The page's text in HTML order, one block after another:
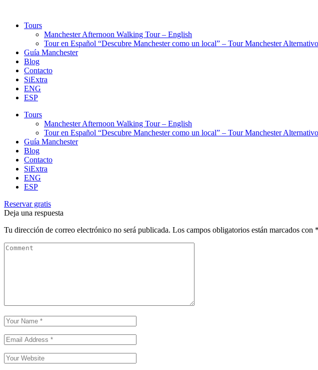
Tours
Manchester Afternoon Walking Tour – English
Tour en Español “Descubre Manchester como un local” – Tour Manchester Alternativo
Guía Manchester
Blog
Contacto
SiExtra
ENG
ESP
Tours
Manchester Afternoon Walking Tour – English
Tour en Español “Descubre Manchester como un local” – Tour Manchester Alternativo
Guía Manchester
Blog
Contacto
SiExtra
ENG
ESP
Reservar gratis
Deja una respuesta
Tu dirección de correo electrónico no será publicada. Los campos obligatorios están marcados con *